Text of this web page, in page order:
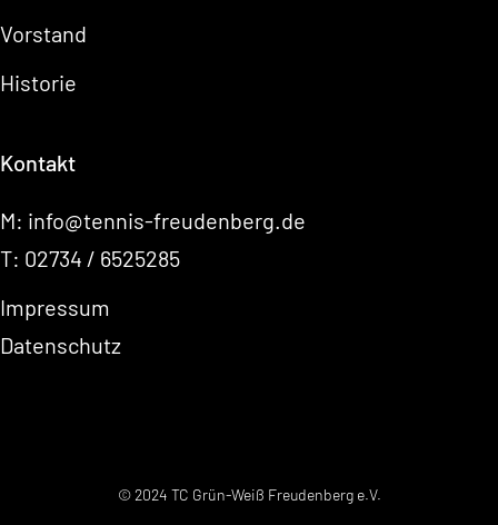
Vorstand
Historie
Kontakt
M: info@tennis-freudenberg.de
T: 02734 / 6525285
Impressum
Datenschutz
© 2024 TC Grün-Weiß Freudenberg e.V.